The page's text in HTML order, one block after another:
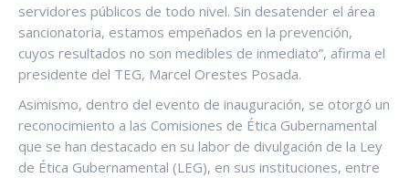
servidores públicos de todo nivel. Sin desatender el área
sancionatoria, estamos empeñados en la prevención,
cuyos resultados no son medibles de inmediato”, afirma el
presidente del TEG, Marcel Orestes Posada.
Asimismo, dentro del evento de inauguración, se otorgó un
reconocimiento a las Comisiones de Ética Gubernamental
que se han destacado en su labor de divulgación de la Ley
de Ética Gubernamental (LEG), en sus instituciones, entre